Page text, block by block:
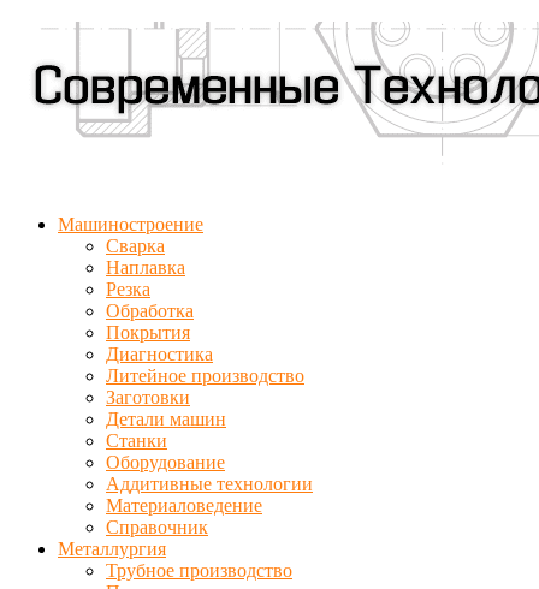
Машиностроение
Сварка
Наплавка
Резка
Обработка
Покрытия
Диагностика
Литейное производство
Заготовки
Детали машин
Станки
Оборудование
Аддитивные технологии
Материаловедение
Справочник
Металлургия
Трубное производство